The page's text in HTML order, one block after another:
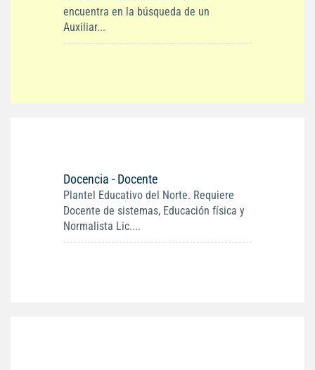
encuentra en la búsqueda de un
Auxiliar...
Docencia - Docente
Plantel Educativo del Norte. Requiere
Docente de sistemas, Educación física y
Normalista Lic....